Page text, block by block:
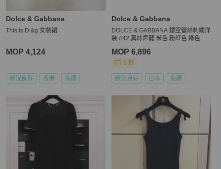
Dolce & Gabbana
This is D &g 女裝裙
MOP 4,124
狀況良好 香港 免運
Dolce & Gabbana
DOLCE & GABBANA 鏤空蕾絲刺繡洋
裝 #42 真絲尼龍 米色 粉紅色 綠色 二
MOP 6,896
9 折
狀況良好 日本 免運